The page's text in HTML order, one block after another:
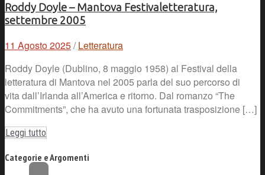
Roddy Doyle – Mantova Festivaletteratura,
settembre 2005
11 Agosto 2025/ Letteratura
Roddy Doyle (Dublino, 8 maggio 1958) al Festival della
letteratura di Mantova nel 2005 parla del suo percorso di
vita dall’Irlanda all’America e ritorno. Dal romanzo “The
Commitments”, che ha avuto una fortunata trasposizione […]
Leggi tutto
Categorie e Argomenti